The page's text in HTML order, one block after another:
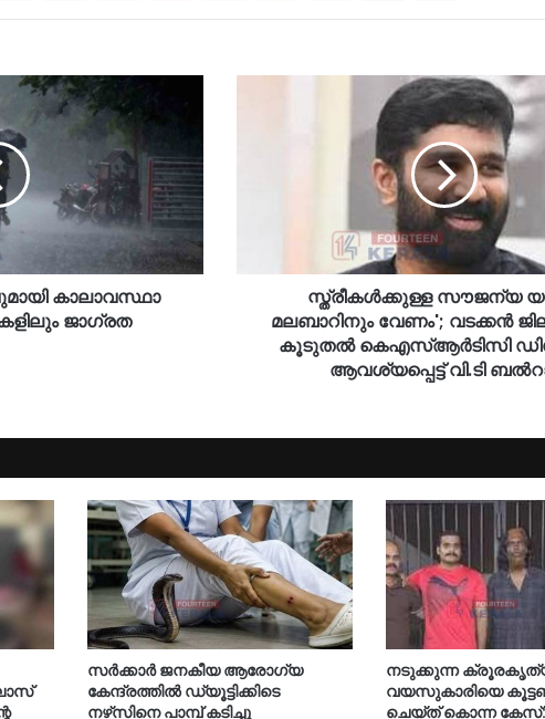
കാലാവസ്ഥാ
ജാഗ്രത
സ്ത്രീകൾക്കുള്ള സൗജന്യ
മലബാറിനും വേണം'; വടക്കൻ
കൂടുതൽ കെഎസ്ആർടിസി
ആവശ്യപ്പെട്ട് വി.ടി
സർക്കാർ ജനകീയ ആരോഗ്യ
കേന്ദ്രത്തിൽ ഡ്യൂട്ടിക്കിടെ
നഴ്‌സിനെ പാമ്പ് കടിച്ചു
നടുക്കുന്ന
വയസുകാരിയെ
ചെയ്ത് കൊന്ന